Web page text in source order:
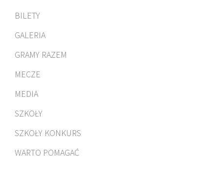
BILETY
GALERIA
GRAMY RAZEM
MECZE
MEDIA
SZKOŁY
SZKOŁY KONKURS
WARTO POMAGAĆ